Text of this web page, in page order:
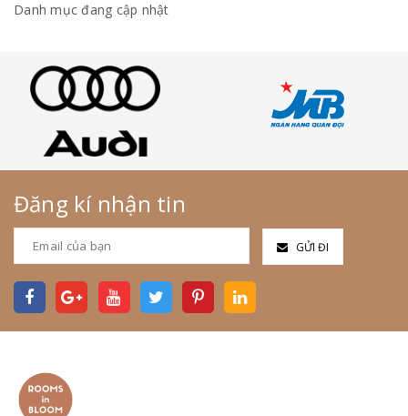
Danh mục đang cập nhật
Đăng kí nhận tin
GỬI ĐI